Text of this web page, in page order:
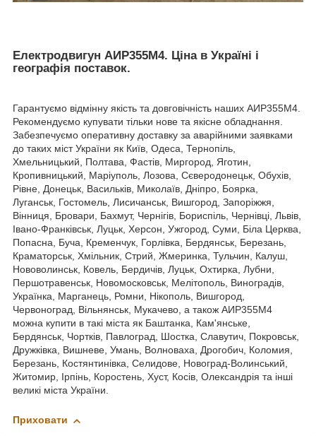
Електродвигун АИР355М4. Ціна в Україні і
географія поставок.
Гарантуємо відмінну якість та довговічність наших АИР355М4.
Рекомендуємо купувати тільки нове та якісне обладнання.
Забезпечуємо оперативну доставку за аварійними заявками
до таких міст України як Київ, Одеса, Тернопіль,
Хмельницький, Полтава, Фастів, Миргород, Яготин,
Кропивницький, Маріуполь, Лозова, Сєверодонецьк, Обухів,
Рівне, Донецьк, Васильків, Миколаїв, Дніпро, Боярка,
Луганськ, Гостомель, Лисичанськ, Вишгород, Запоріжжя,
Вінниця, Бровари, Бахмут, Чернігів, Бориспіль, Чернівці, Львів,
Івано-Франківськ, Луцьк, Херсон, Ужгород, Суми, Біла Церква,
Попасна, Буча, Кременчук, Горлівка, Бердянськ, Березань,
Краматорськ, Хмільник, Стрий, Жмеринка, Тульчин, Калуш,
Нововолинськ, Ковель, Бердичів, Луцьк, Охтирка, Лубни,
Першотравенськ, Новомосковськ, Мелітополь, Виноградів,
Українка, Марганець, Ромни, Нікополь, Вишгород,
Червоноград, Вільнянськ, Мукачево, а також АИР355М4
можна купити в такі міста як Баштанка, Кам'янське,
Бердянськ, Чортків, Павлоград, Шостка, Славутич, Покровськ,
Дружківка, Вишневе, Умань, Волноваха, Дрогобич, Коломия,
Березань, Костянтинівка, Селидове, Новоград-Волинський,
Житомир, Ірпінь, Коростень, Хуст, Косів, Олександрія та інші
великі міста України.
Приховати